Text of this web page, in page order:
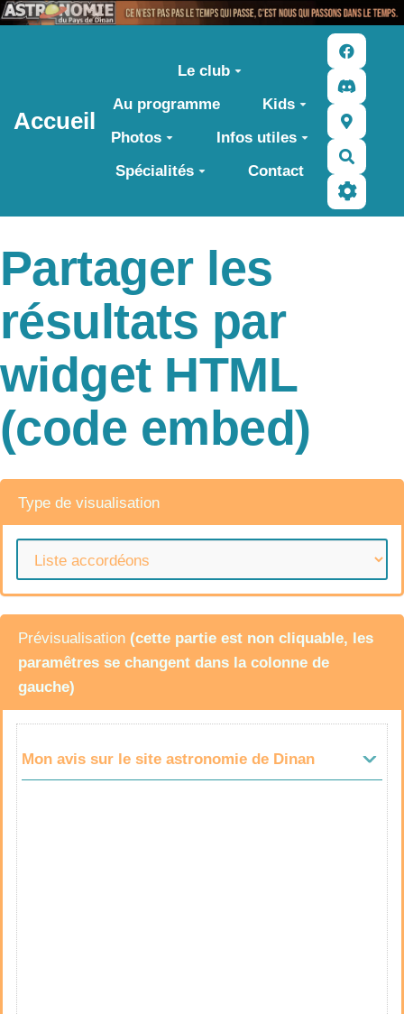
Accueil
Le club
Au programme
Kids
Photos
Infos utiles
Spécialités
Contact
Partager les
résultats par
widget HTML
(code embed)
Type de visualisation
Prévisualisation (cette partie est non cliquable, les
paramêtres se changent dans la colonne de
gauche)